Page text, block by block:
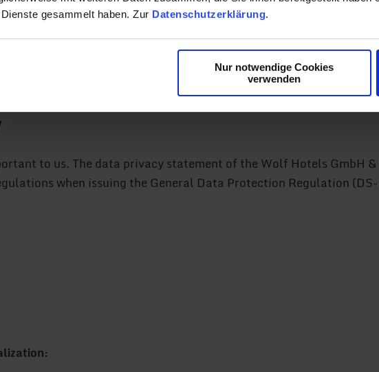
gesammelt haben. Zur Datenschutzerklärung.
Nur notwendige Cookies
verwenden
to us. The data privacy statement of the Wolf Hotels GmbH &
when issuing the General Data Protection Regulation